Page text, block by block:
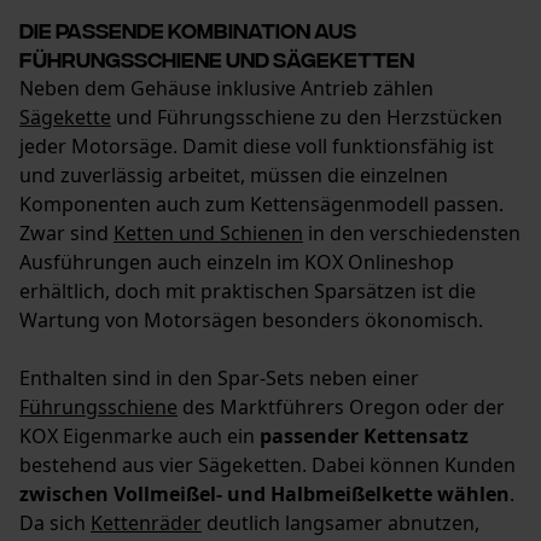
Die passende Kombination aus
Führungsschiene und Sägeketten
Neben dem Gehäuse inklusive Antrieb zählen
Sägekette und Führungsschiene zu den Herzstücken
jeder Motorsäge. Damit diese voll funktionsfähig ist
und zuverlässig arbeitet, müssen die einzelnen
Komponenten auch zum Kettensägenmodell passen.
Zwar sind Ketten und Schienen in den verschiedensten
Ausführungen auch einzeln im KOX Onlineshop
erhältlich, doch mit praktischen Sparsätzen ist die
Wartung von Motorsägen besonders ökonomisch.
Enthalten sind in den Spar-Sets neben einer
Führungsschiene des Marktführers Oregon oder der
KOX Eigenmarke auch ein passender Kettensatz
bestehend aus vier Sägeketten. Dabei können Kunden
zwischen Vollmeißel- und Halbmeißelkette wählen.
Da sich Kettenräder deutlich langsamer abnutzen,
Statistik Cookies
Econda Analytics
Mouseflow Web Analytics Tool
Fact-Finder Tracking
Funktionale Cookies
Loop54 Personalization
Personalisierte Startseite